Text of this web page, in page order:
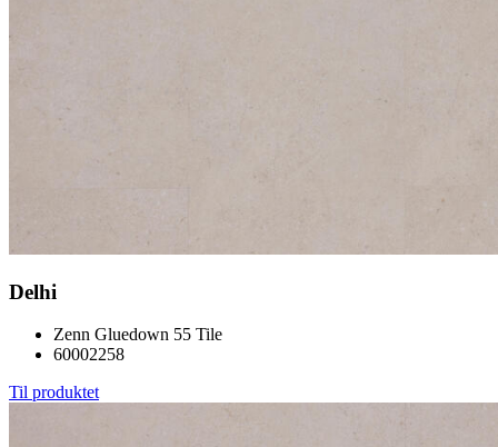
Delhi
Zenn Gluedown 55 Tile
60002258
Til produktet